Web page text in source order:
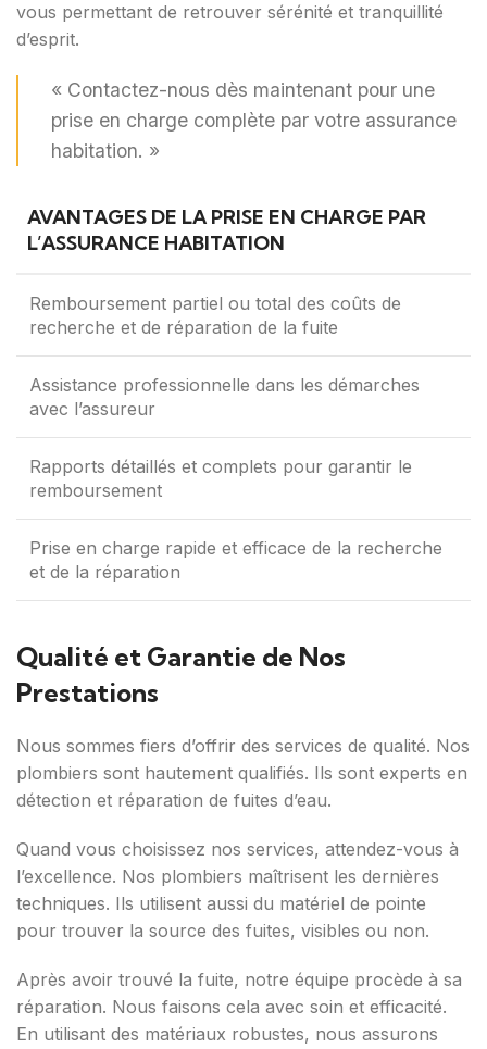
vous permettant de retrouver sérénité et tranquillité
d’esprit.
« Contactez-nous dès maintenant pour une
prise en charge complète par votre assurance
habitation. »
AVANTAGES DE LA PRISE EN CHARGE PAR
L’ASSURANCE HABITATION
Remboursement partiel ou total des coûts de
recherche et de réparation de la fuite
Assistance professionnelle dans les démarches
avec l’assureur
Rapports détaillés et complets pour garantir le
remboursement
Prise en charge rapide et efficace de la recherche
et de la réparation
Qualité et Garantie de Nos
Prestations
Nous sommes fiers d’offrir des services de qualité. Nos
plombiers sont hautement qualifiés. Ils sont experts en
détection et réparation de fuites d’eau.
Quand vous choisissez nos services, attendez-vous à
l’excellence. Nos plombiers maîtrisent les dernières
techniques. Ils utilisent aussi du matériel de pointe
pour trouver la source des fuites, visibles ou non.
Après avoir trouvé la fuite, notre équipe procède à sa
réparation. Nous faisons cela avec soin et efficacité.
En utilisant des matériaux robustes, nous assurons